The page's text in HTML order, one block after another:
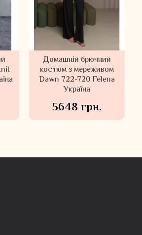
Нічна сорочка з
батисту та мережива
Корнелі Suavite
Словаччина
5024 грн.
Домашній брючний
костюм Hygge Beige
722-720 Felena Українa
5073 грн.